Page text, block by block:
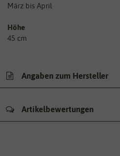
März bis April
Höhe
45 cm
Angaben zum Hersteller
Artikelbewertungen